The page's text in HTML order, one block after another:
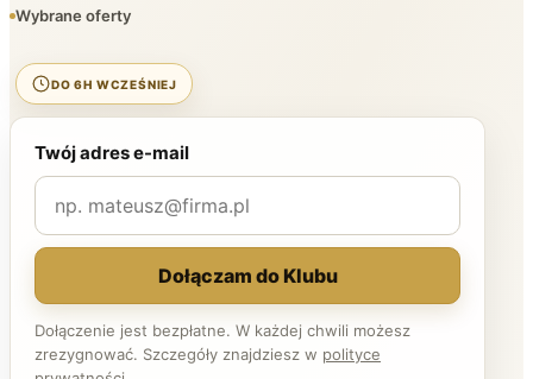
Wybrane oferty
DO 6H WCZEŚNIEJ
Twój adres e-mail
Dołączam do Klubu
Dołączenie jest bezpłatne. W każdej chwili możesz
zrezygnować. Szczegóły znajdziesz w polityce